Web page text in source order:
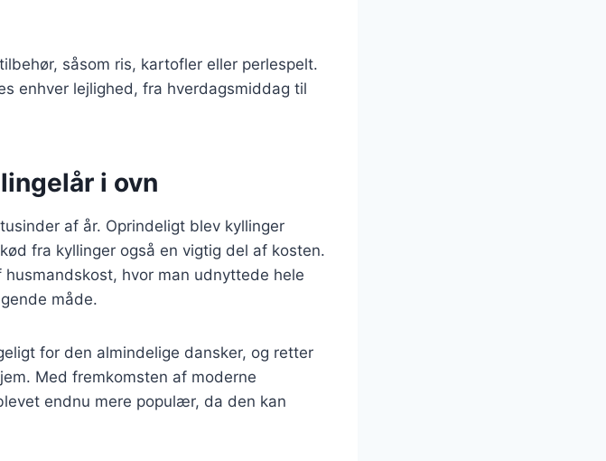
såsom ris, kartofler eller perlespelt.
enhver lejlighed, fra hverdagsmiddag til
i ovn
af år. Oprindeligt blev kyllinger
fra kyllinger også en vigtig del af kosten.
hvor man udnyttede hele
måde.
for den almindelige dansker, og retter
Med fremkomsten af moderne
endnu mere populær, da den kan